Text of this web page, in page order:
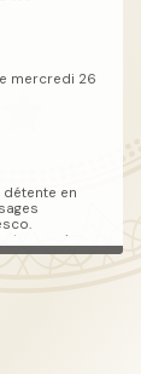
mercredi 26
en
au